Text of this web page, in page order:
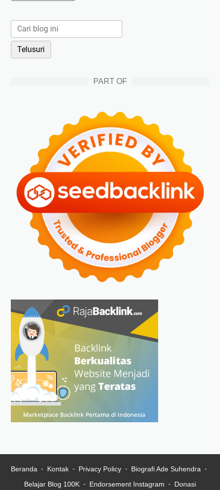
PART OF
Beranda Kontak Privacy Policy
Biografi Ade Suhendra
Belajar Blog 100K
Endorsement Instagram Donasi